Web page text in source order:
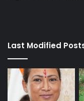
Last Modified